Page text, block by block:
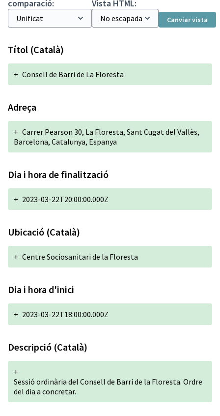
comparació:
Vista HTML:
Canviar vista
Títol (Català)
+ Consell de Barri de La Floresta
Adreça
+ Carrer Pearson 30, La Floresta, Sant Cugat del Vallès,
Barcelona, Catalunya, Espanya
Dia i hora de finalització
+ 2023-03-22T20:00:00.000Z
Ubicació (Català)
+ Centre Sociosanitari de la Floresta
Dia i hora d'inici
+ 2023-03-22T18:00:00.000Z
Descripció (Català)
+
Sessió ordinària del Consell de Barri de la Floresta. Ordre
del dia a concretar.